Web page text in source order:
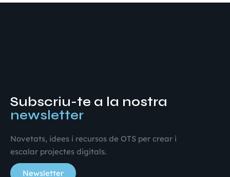
Subscriu-te a la nostra
newsletter
Novetats, idees i recursos de OTS per crear i
escalar projectes digitals.
Newsletter